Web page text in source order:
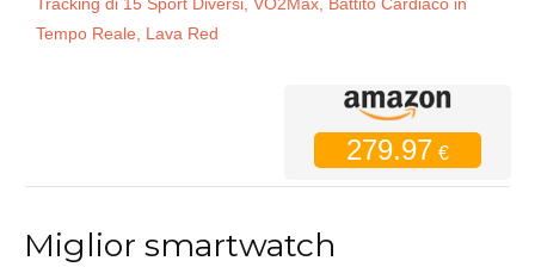
Tracking di 15 Sport Diversi, VO2Max, Battito Cardiaco in
Tempo Reale, Lava Red
279.97 €
Miglior smartwatch